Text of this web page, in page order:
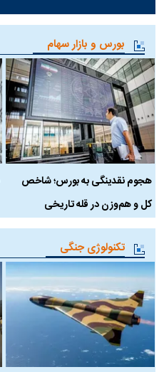
بورس و بازار سهام
هجوم نقدینگی به بورس؛ شاخص
کل و هم‌وزن در قله تاریخی
تکنولوژی جنگی